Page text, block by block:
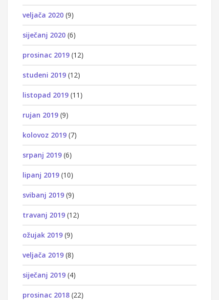
veljača 2020 (9)
siječanj 2020 (6)
prosinac 2019 (12)
studeni 2019 (12)
listopad 2019 (11)
rujan 2019 (9)
kolovoz 2019 (7)
srpanj 2019 (6)
lipanj 2019 (10)
svibanj 2019 (9)
travanj 2019 (12)
ožujak 2019 (9)
veljača 2019 (8)
siječanj 2019 (4)
prosinac 2018 (22)